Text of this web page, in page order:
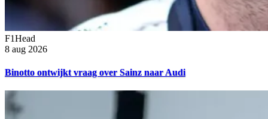
F1Head
8 aug 2026
Binotto ontwijkt vraag over Sainz naar Audi